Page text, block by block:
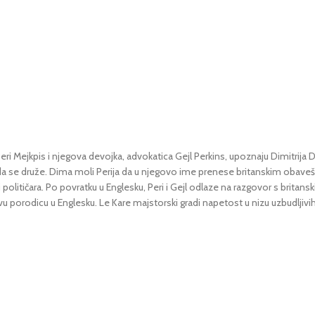
i njegova devojka, advokatica Gejl Perkins, upoznaju Dimitrija
druže. Dima moli Perija da u njegovo ime prenese britanskim
Po povratku u Englesku, Peri i Gejl odlaze na razgovor s
u Englesku. Le Kare majstorski gradi napetost u nizu